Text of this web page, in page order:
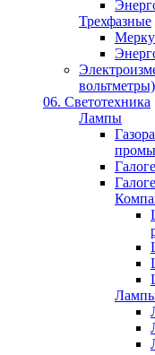
Трехфазные
вольтметры)
06. Светотехника
Лампы